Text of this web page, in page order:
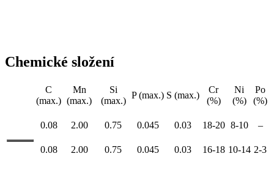
Chemické složení
C
(max.)
Mn
(max.)
Si
(max.)
P (max.) S (max.)
Cr
(%)
Ni
(%)
Po
(%)
0.08 2.00 0.75 0.045 0.03 18-20 8-10 –
0.08 2.00 0.75 0.045 0.03 16-18 10-14 2-3